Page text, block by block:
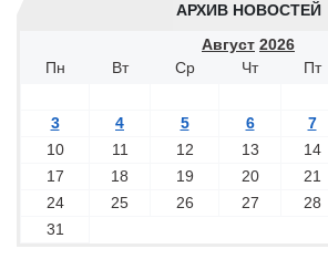
АРХИВ НОВОСТЕЙ
Август 2026
Пн
Вт Ср Чт Пт
3
4 5 6 7
10
11 12 13 14
17
18 19 20 21
24
25 26 27 28
31